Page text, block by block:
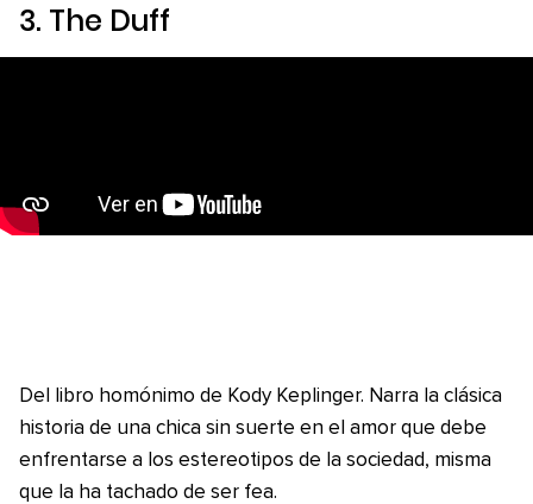
3. The Duff
Del libro homónimo de Kody Keplinger. Narra la clásica
historia de una chica sin suerte en el amor que debe
enfrentarse a los estereotipos de la sociedad, misma
que la ha tachado de ser fea.